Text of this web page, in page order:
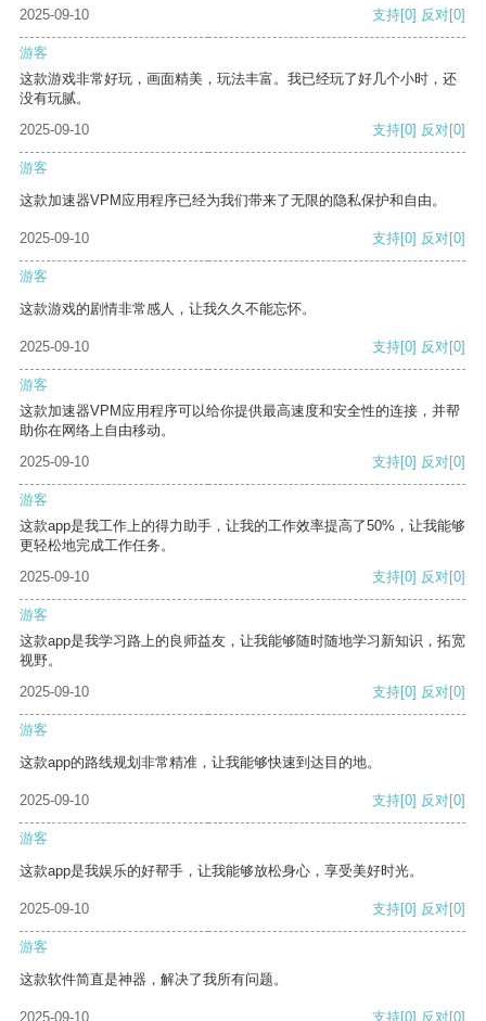
2025-09-10
支持[0] 反对[0]
游客
这款游戏非常好玩，画面精美，玩法丰富。我已经玩了好几个小时，还
没有玩腻。
2025-09-10
支持[0] 反对[0]
游客
这款加速器VPM应用程序已经为我们带来了无限的隐私保护和自由。
2025-09-10 支持[0] 反对[0]
游客
这款游戏的剧情非常感人，让我久久不能忘怀。
2025-09-10 支持[0] 反对[0]
游客
这款加速器VPM应用程序可以给你提供最高速度和安全性的连接，并帮
助你在网络上自由移动。
2025-09-10
支持[0] 反对[0]
游客
这款app是我工作上的得力助手，让我的工作效率提高了50%，让我能够
更轻松地完成工作任务。
2025-09-10
支持[0] 反对[0]
游客
这款app是我学习路上的良师益友，让我能够随时随地学习新知识，拓宽
视野。
2025-09-10
支持[0] 反对[0]
游客
这款app的路线规划非常精准，让我能够快速到达目的地。
2025-09-10 支持[0] 反对[0]
游客
这款app是我娱乐的好帮手，让我能够放松身心，享受美好时光。
2025-09-10 支持[0] 反对[0]
游客
这款软件简直是神器，解决了我所有问题。
2025-09-10 支持[0] 反对[0]